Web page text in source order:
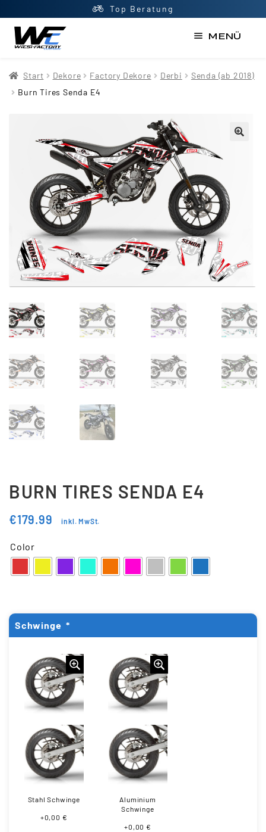
Top Beratung
MENÜ
AGB
Kontakt
Mein Konto
Newsletter
Shop
Updraft Central
Vertrag widerrufen
Warenkorb
Widerrufsbelehrung
Wunschliste
Start Dekore Factory Dekore Derbi
Senda (ab 2018)
Burn Tires Senda E4
BURN TIRES SENDA E4
€179.99 inkl. MwSt.
Color
Schwinge *
Stahl Schwinge
+0,00 €
Aluminium
Schwinge
+0,00 €